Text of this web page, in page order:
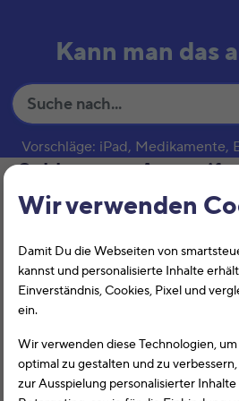
Wir verwenden
Damit Du die Webseiten von
kannst und personalisierte Inhalte
Einverständnis, Cookies, Pixel und
ein.
Wir verwenden diese Technologien,
optimal zu gestalten und zu
zur Ausspielung personalisierter
Kann man das
S
u
h
Vorschläge: iPad, Medikamente,
Schlagwort:
Auto-Reparatur
Eine Auto-Reparatur kann